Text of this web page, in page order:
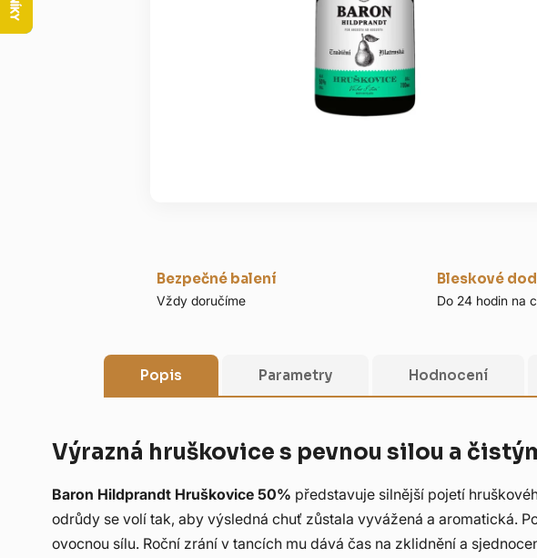
Bezpečné balení
Vždy doručíme
Bleskové
Do 24 hodin na
Popis Parametry Hodnocení
Výrazná hruškovice s pevnou silou a
Baron Hildprandt Hruškovice 50% představuje silnější pojetí
odrůdy se volí tak, aby výsledná chuť zůstala vyvážená a aromatická.
ovocnou sílu. Roční zrání v tancích mu dává čas na zklidnění a